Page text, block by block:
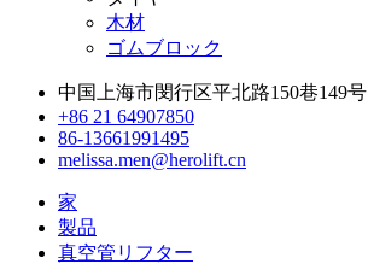
木材
ゴムブロック
中国上海市閔行区平北路150巷149号
+86 21 64907850
86-13661991495
melissa.men@herolift.cn
家
製品
真空管リフター